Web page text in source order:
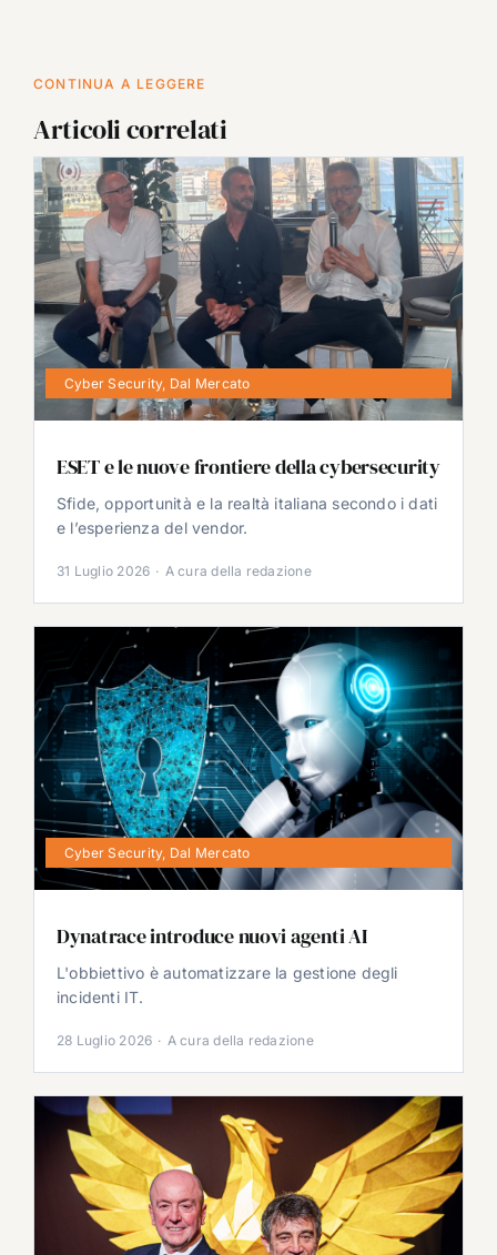
CONTINUA A LEGGERE
Articoli correlati
Cyber Security, Dal Mercato
ESET e le nuove frontiere della cybersecurity
Sfide, opportunità e la realtà italiana secondo i dati
e l’esperienza del vendor.
31 Luglio 2026 · A cura della redazione
Cyber Security, Dal Mercato
Dynatrace introduce nuovi agenti AI
L'obbiettivo è automatizzare la gestione degli
incidenti IT.
28 Luglio 2026 · A cura della redazione